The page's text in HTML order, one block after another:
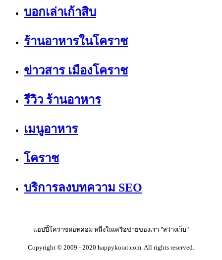
บอกเล่าเก้าสิบ
ร้านอาหารในโคราช
ข่าวสาร เมืองโคราช
รีวิว ร้านอาหาร
เมนูอาหาร
โคราช
บริการลงบทความ SEO
แฮปปี้โคราชดอทคอม หนึ่งในเครือข่ายของเรา "สว่างเว็บ"
Copyright © 2009 - 2020 happykorat.com. All rights reserved.